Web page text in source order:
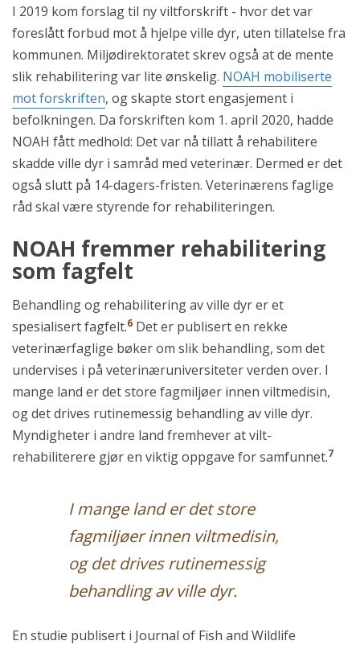
I 2019 kom forslag til ny viltforskrift - hvor det var
foreslått forbud mot å hjelpe ville dyr, uten tillatelse fra
kommunen. Miljødirektoratet skrev også at de mente
slik rehabilitering var lite ønskelig. NOAH mobiliserte
mot forskriften, og skapte stort engasjement i
befolkningen. Da forskriften kom 1. april 2020, hadde
NOAH fått medhold: Det var nå tillatt å rehabilitere
skadde ville dyr i samråd med veterinær. Dermed er det
også slutt på 14-dagers-fristen. Veterinærens faglige
råd skal være styrende for rehabiliteringen.
NOAH fremmer rehabilitering
som fagfelt
Behandling og rehabilitering av ville dyr er et
spesialisert fagfelt.6 Det er publisert en rekke
veterinærfaglige bøker om slik behandling, som det
undervises i på veterinæruniversiteter verden over. I
mange land er det store fagmiljøer innen viltmedisin,
og det drives rutinemessig behandling av ville dyr.
Myndigheter i andre land fremhever at vilt-
rehabiliterere gjør en viktig oppgave for samfunnet.7
I mange land er det store
fagmiljøer innen viltmedisin,
og det drives rutinemessig
behandling av ville dyr.
En studie publisert i Journal of Fish and Wildlife